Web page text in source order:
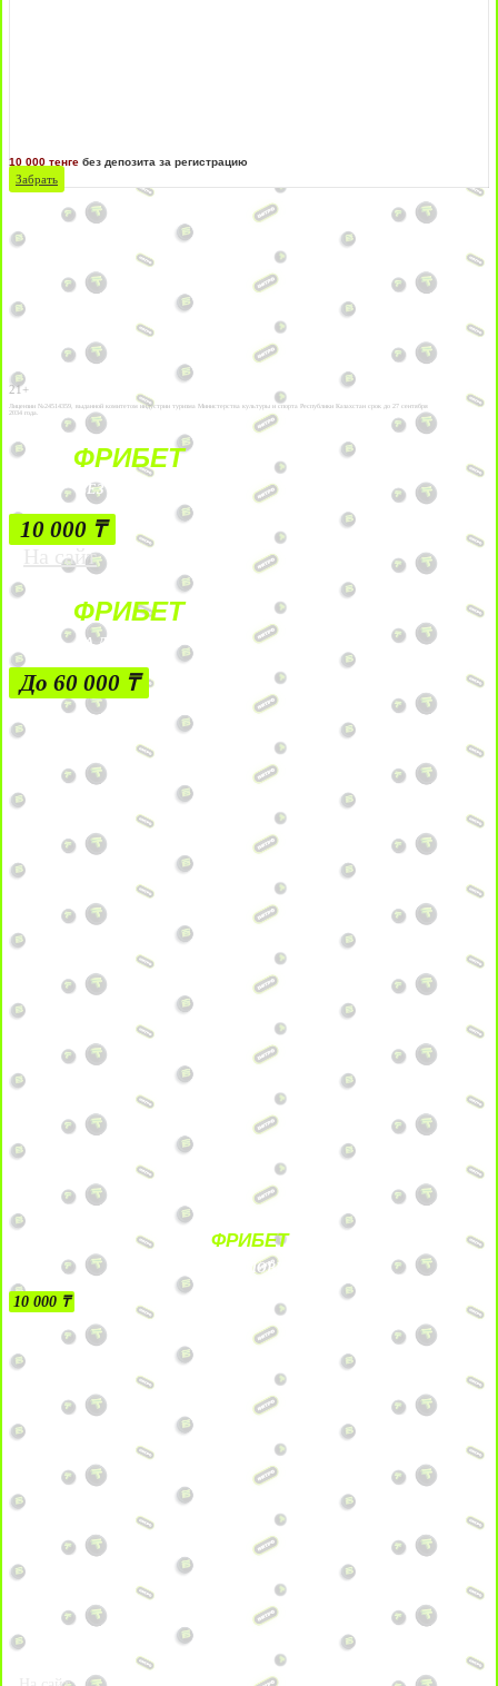
10 000 тенге без депозита за регистрацию
Забрать
21+
Лицензии №24514359, выданной комитетом индустрии туризма Министерства культуры и спорта Республики Казахстан срок до 27 сентября
2034 года.
ФРИБЕТ
БЕЗ УСЛОВИЙ
10 000 ₸
На сайт
ФРИБЕТ
ЗА ДЕПОЗИТЫ
До 60 000 ₸
ФРИБЕТ
БЕЗ УСЛОВИЙ
10 000 ₸